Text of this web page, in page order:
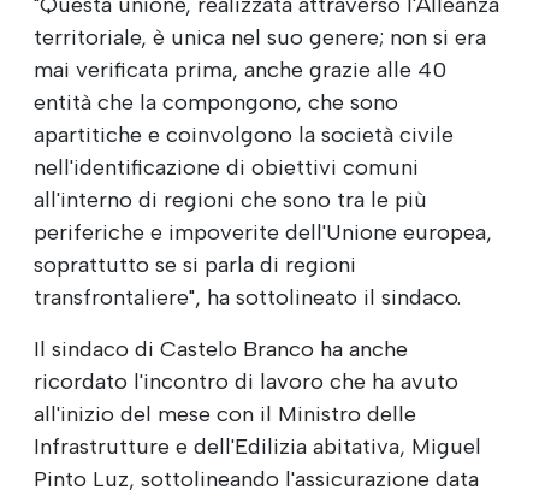
territoriale, è unica nel suo genere; non si era
mai verificata prima, anche grazie alle 40
entità che la compongono, che sono
apartitiche e coinvolgono la società civile
nell'identificazione di obiettivi comuni
all'interno di regioni che sono tra le più
periferiche e impoverite dell'Unione europea,
soprattutto se si parla di regioni
transfrontaliere", ha sottolineato il sindaco.
Il sindaco di Castelo Branco ha anche
ricordato l'incontro di lavoro che ha avuto
all'inizio del mese con il Ministro delle
Infrastrutture e dell'Edilizia abitativa, Miguel
Pinto Luz, sottolineando l'assicurazione data